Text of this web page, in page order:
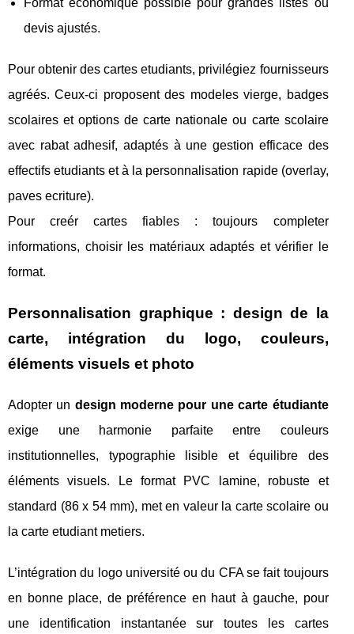
devis ajustés.
Pour obtenir des cartes etudiants, privilégiez fournisseurs
agréés. Ceux-ci proposent des modeles vierge, badges
scolaires et options de carte nationale ou carte scolaire
avec rabat adhesif, adaptés à une gestion efficace des
effectifs etudiants et à la personnalisation rapide (overlay,
paves ecriture).
Pour creér cartes fiables : toujours completer
informations, choisir les matériaux adaptés et vérifier le
format.
Personnalisation graphique : design de la
carte, intégration du logo, couleurs,
éléments visuels et photo
Adopter un design moderne pour une carte étudiante
exige une harmonie parfaite entre couleurs
institutionnelles, typographie lisible et équilibre des
éléments visuels. Le format PVC lamine, robuste et
standard (86 x 54 mm), met en valeur la carte scolaire ou
la carte etudiant metiers.
L’intégration du logo université ou du CFA se fait toujours
en bonne place, de préférence en haut à gauche, pour
une identification instantanée sur toutes les cartes